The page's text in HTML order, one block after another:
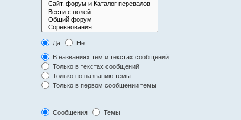
Да
Нет
В названиях тем и текстах сообщений
Только в текстах сообщений
Только по названию темы
Только в первом сообщении темы
Сообщения
Темы